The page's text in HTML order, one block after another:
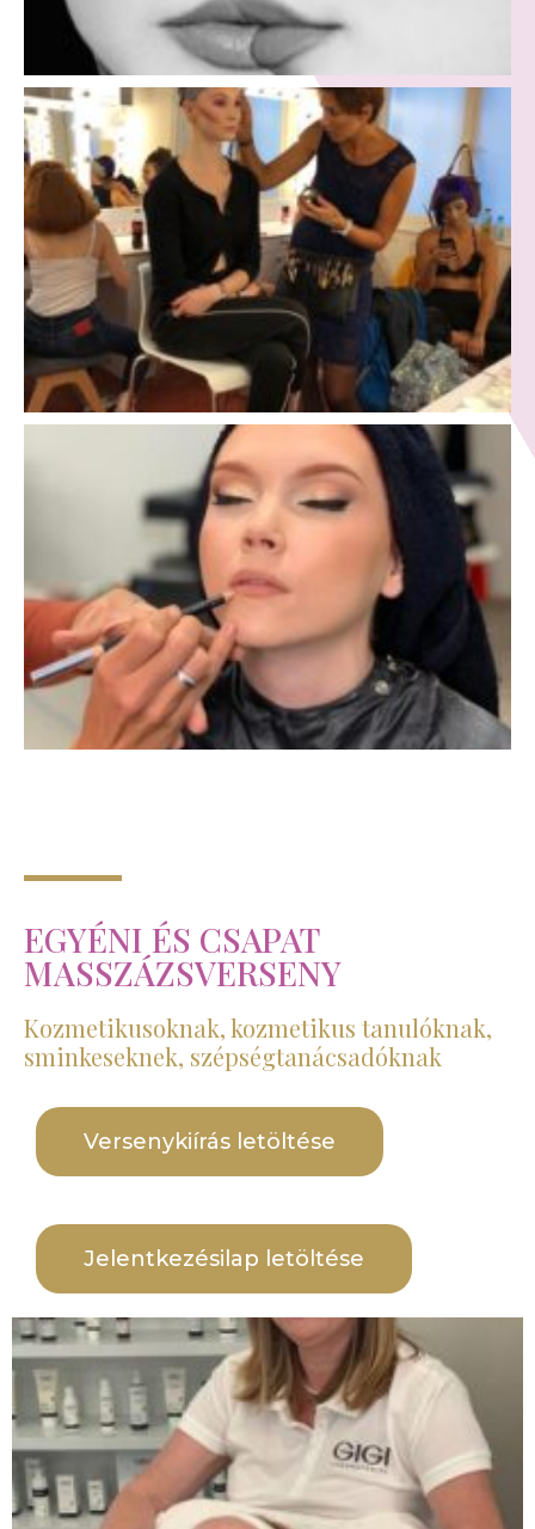
EGYÉNI ÉS CSAPAT
MASSZÁZSVERSENY
Kozmetikusoknak, kozmetikus tanulóknak,
sminkeseknek, szépségtanácsadóknak
Versenykiírás letöltése
Jelentkezésilap letöltése